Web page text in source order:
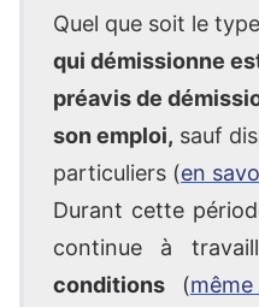
Quel que soit le
qui démissionne
préavis de
son emploi, sauf
particuliers (en
Durant cette
continue à
conditions (